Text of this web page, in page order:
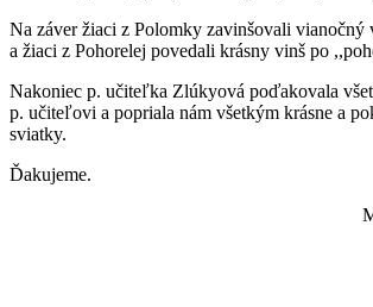
Na záver žiaci z Polomky zavinšovali vianočný
a žiaci z Pohorelej povedali krásny vinš po
Nakoniec p. učiteľka Zlúkyová poďakovala
p. učiteľovi a popriala nám všetkým krásne a
sviatky.
Ďakujeme.